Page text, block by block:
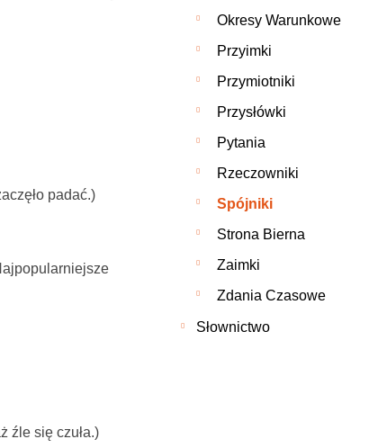
padać.)
źle się czuła.)
Okresy Warunkowe
Przyimki
Przymiotniki
Przysłówki
Pytania
Rzeczowniki
Spójniki
Strona Bierna
Zaimki
Zdania Czasowe
Słownictwo